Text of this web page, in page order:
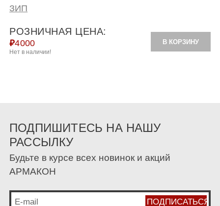
ЗИП
РОЗНИЧНАЯ ЦЕНА:
₽4000
Нет в наличии!
В КОРЗИНУ
ПОДПИШИТЕСЬ НА НАШУ
РАССЫЛКУ
Будьте в курсе всех новинок и акций
АРМАКОН